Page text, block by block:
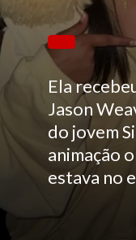
Ela
Jason
do jovem
animação
estava no